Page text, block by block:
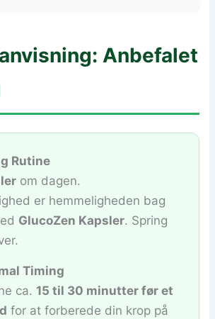
Anbefalet
Rutine
om dagen.
er hemmeligheden bag
GlucoZen Kapsler. Spring
Timing
ca. 15 til 30 minutter før et
for at forberede din krop på